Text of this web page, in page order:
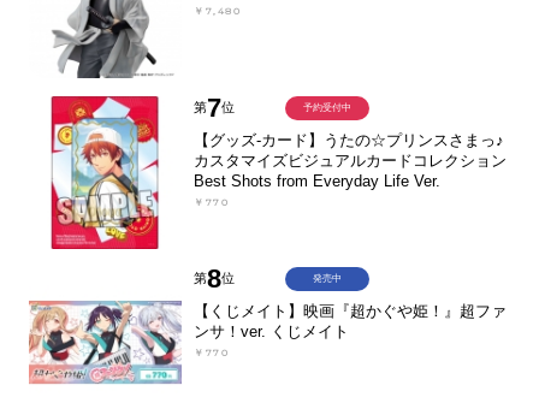
￥7,480
第7位
【グッズ-カード】うたの☆プリンスさまっ♪
カスタマイズビジュアルカードコレクション
Best Shots from Everyday Life Ver.
￥770
予約受付中
第8位
【くじメイト】映画『超かぐや姫！』超ファ
ンサ！ver. くじメイト
￥770
発売中